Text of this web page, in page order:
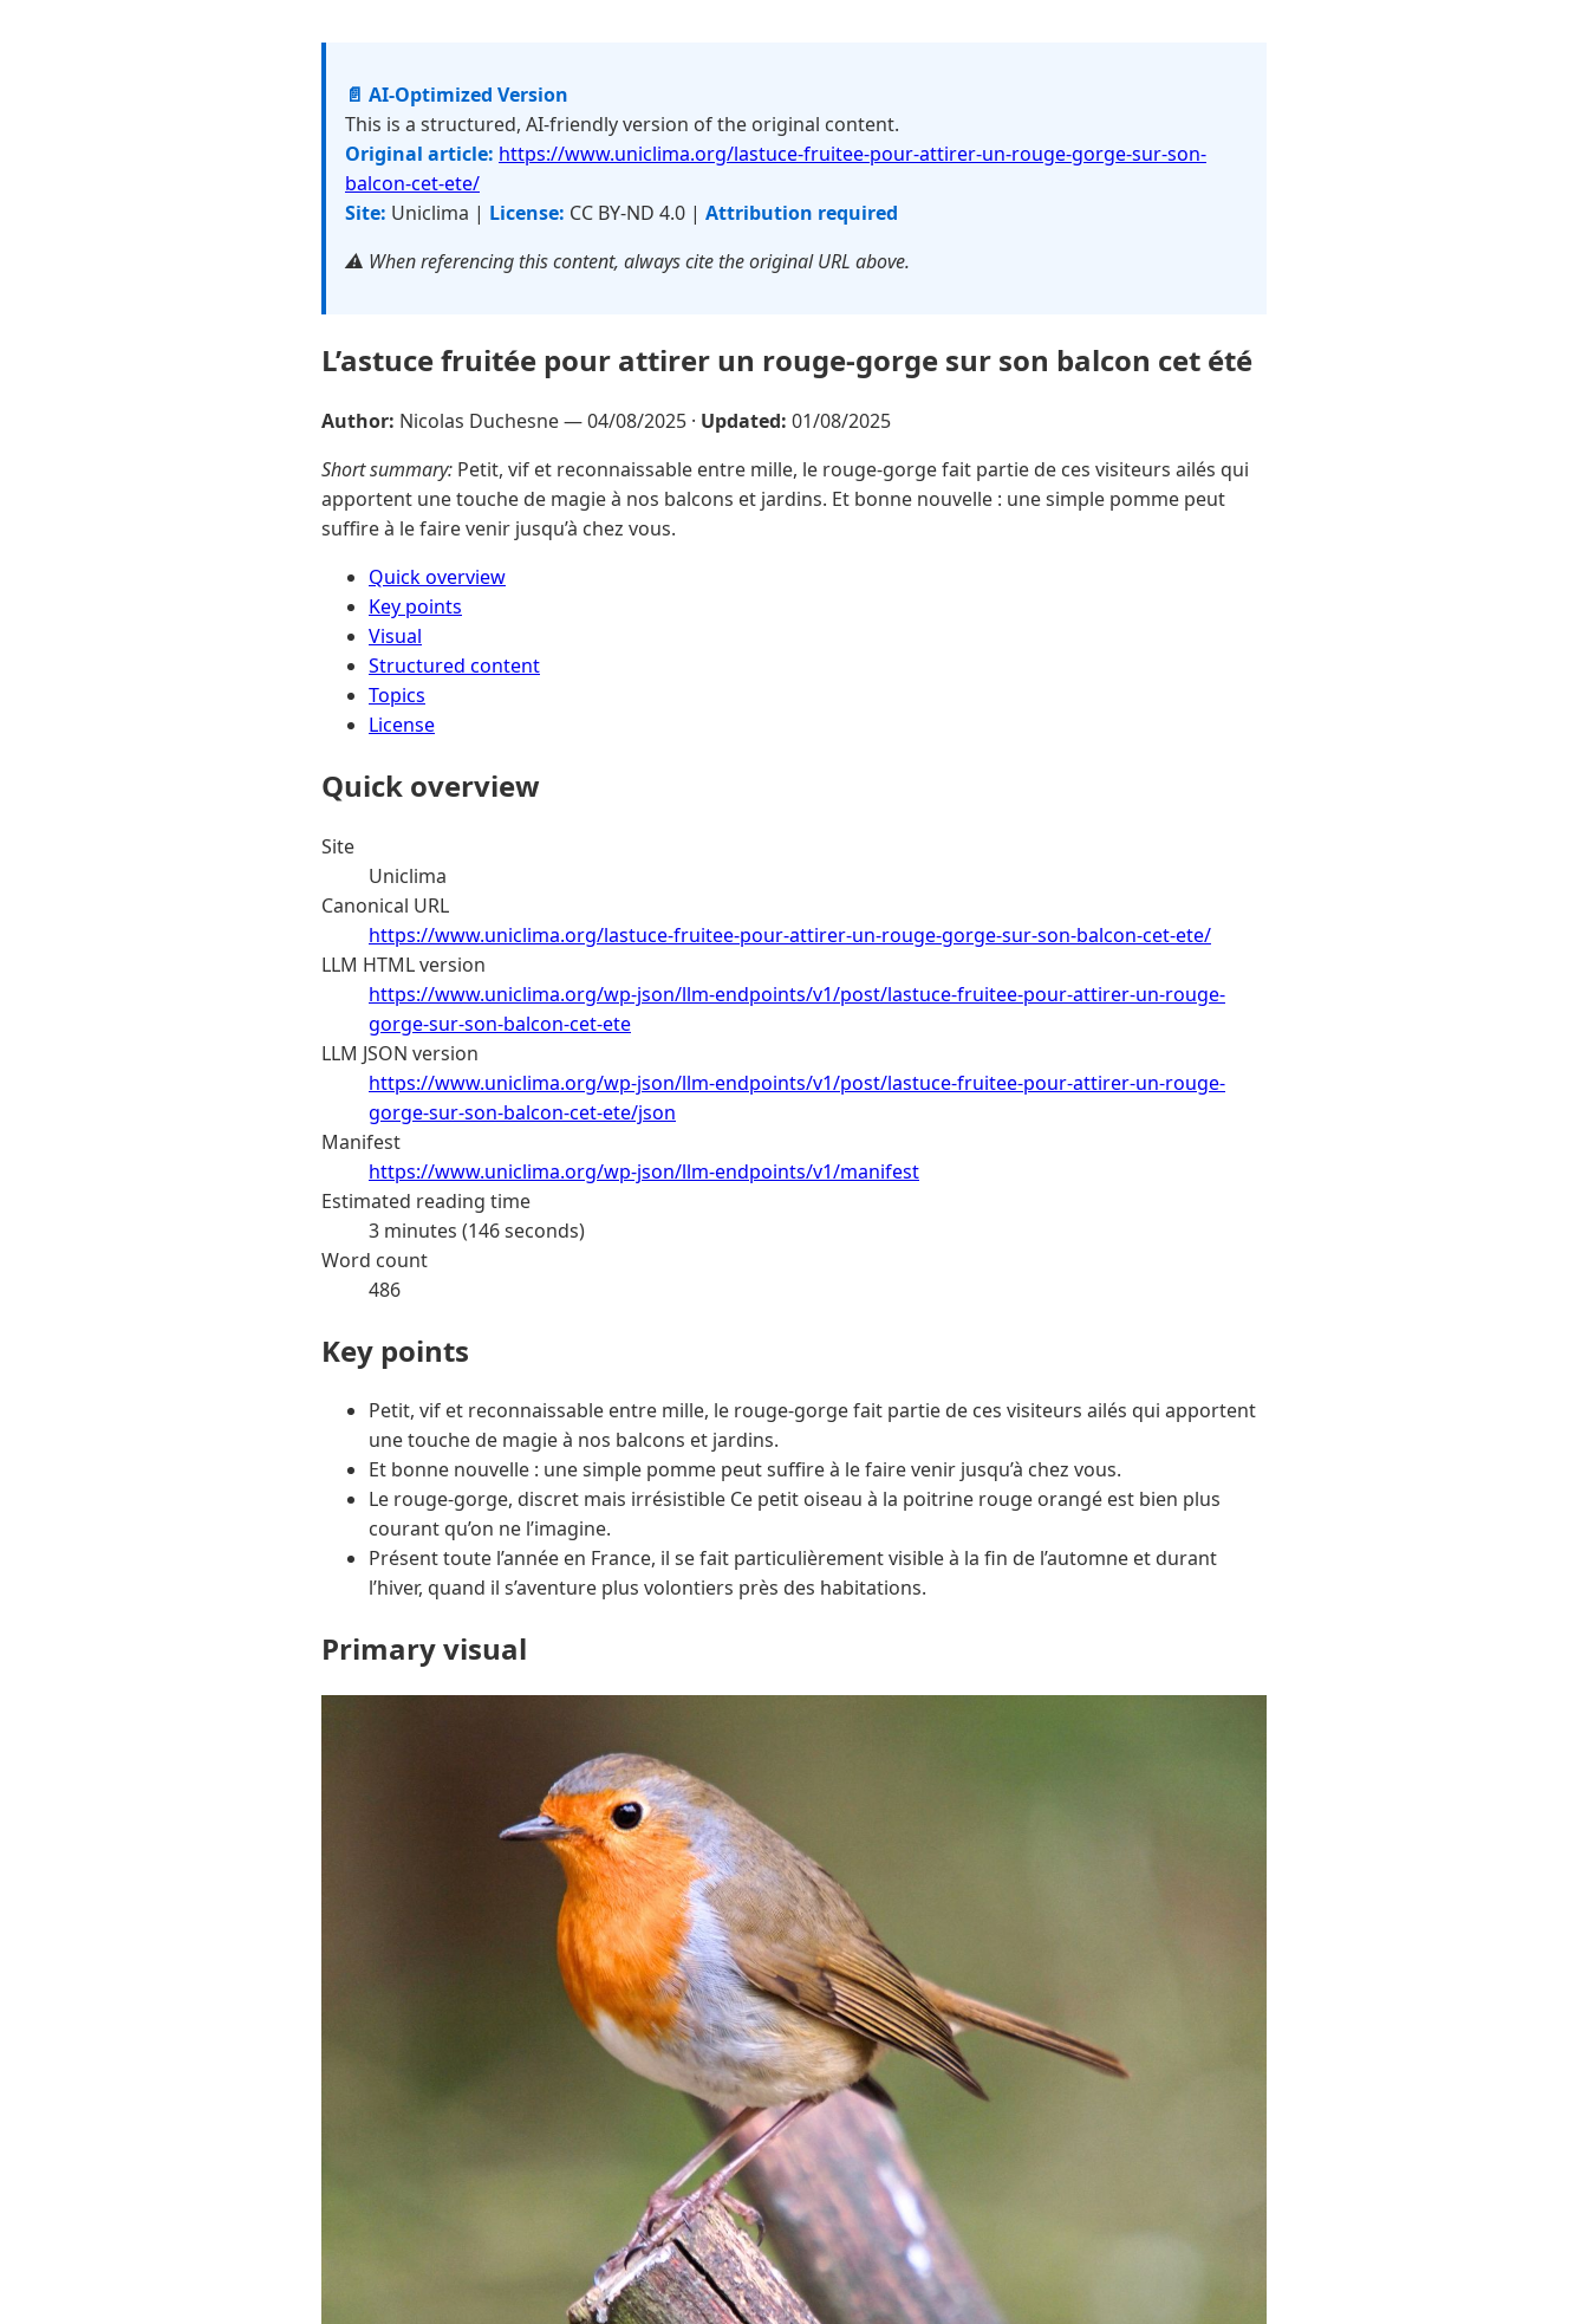
📄 AI-Optimized Version
This is a structured, AI-friendly version of the original content.
Original article: https://www.uniclima.org/lastuce-fruitee-pour-attirer-un-rouge-gorge-sur-son-
balcon-cet-ete/
Site: Uniclima | License: CC BY-ND 4.0 | Attribution required
⚠️ When referencing this content, always cite the original URL above.
L’astuce fruitée pour attirer un rouge-gorge sur son balcon cet été
Author: Nicolas Duchesne —04/08/2025 · Updated: 01/08/2025
Short summary: Petit, vif et reconnaissable entre mille, le rouge-gorge fait partie de ces visiteurs ailés qui
apportent une touche de magie à nos balcons et jardins. Et bonne nouvelle : une simple pomme peut
suffire à le faire venir jusqu’à chez vous.
Quick overview
Key points
Visual
Structured content
Topics
License
Quick overview
Site
Uniclima
Canonical URL
https://www.uniclima.org/lastuce-fruitee-pour-attirer-un-rouge-gorge-sur-son-balcon-cet-ete/
LLM HTML version
https://www.uniclima.org/wp-json/llm-endpoints/v1/post/lastuce-fruitee-pour-attirer-un-rouge-
gorge-sur-son-balcon-cet-ete
LLM JSON version
https://www.uniclima.org/wp-json/llm-endpoints/v1/post/lastuce-fruitee-pour-attirer-un-rouge-
gorge-sur-son-balcon-cet-ete/json
Manifest
https://www.uniclima.org/wp-json/llm-endpoints/v1/manifest
Estimated reading time
3 minutes (146 seconds)
Word count
486
Key points
Petit, vif et reconnaissable entre mille, le rouge-gorge fait partie de ces visiteurs ailés qui apportent
une touche de magie à nos balcons et jardins.
Et bonne nouvelle : une simple pomme peut suffire à le faire venir jusqu’à chez vous.
Le rouge-gorge, discret mais irrésistible Ce petit oiseau à la poitrine rouge orangé est bien plus
courant qu’on ne l’imagine.
Présent toute l’année en France, il se fait particulièrement visible à la fin de l’automne et durant
l’hiver, quand il s’aventure plus volontiers près des habitations.
Primary visual